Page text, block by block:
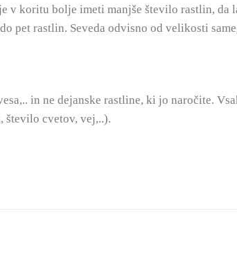
v koritu bolje imeti manjše število rastlin,
pet rastlin. Seveda odvisno od velikosti
in ne dejanske rastline, ki jo naročite.
število cvetov, vej,..).